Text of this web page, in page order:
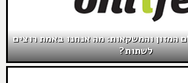
המזון והמשקאות: מה אנחנו באמת רוצים
לשתות?